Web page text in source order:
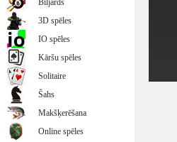
Biljards
3D spēles
IO spēles
Kāršu spēles
Solitaire
Šahs
Makšķerēšana
Online spēles